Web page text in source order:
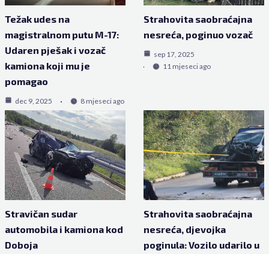
Težak udes na
magistralnom putu M-17:
Udaren pješak i vozač
kamiona koji mu je
pomagao
dec 9, 2025 8 mjeseci ago
Strahovita saobraćajna
nesreća, poginuo vozač
sep 17, 2025
11 mjeseci ago
Stravičan sudar
automobila i kamiona kod
Doboja
Strahovita saobraćajna
nesreća, djevojka
poginula: Vozilo udarilo u